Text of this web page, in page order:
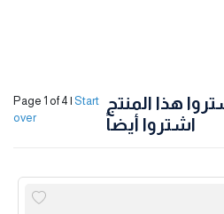
هذا المنتج
اشتروا أيضاً
Page 1 of 4 | Start
over